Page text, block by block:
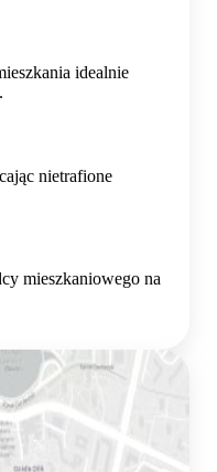
idealnie
nietrafione
mieszkaniowego na